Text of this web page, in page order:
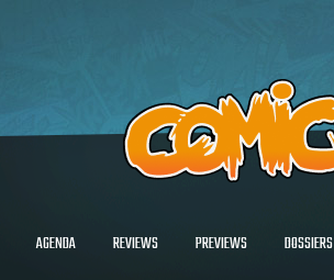
AGENDA REVIEWS PREVIEWS DOSSIERS